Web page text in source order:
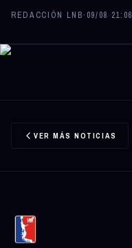
REDACCIÓN LNB· 09/08 21:06
VER MÁS NOTICIAS